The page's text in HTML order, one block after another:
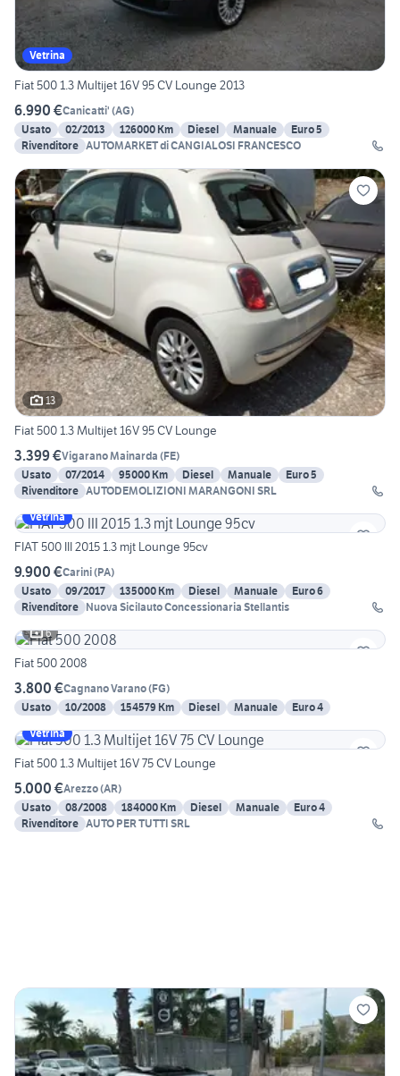
Vetrina
Fiat 500 1.3 Multijet 16V 95 CV Lounge 2013
6.990 €Canicatti' (AG)
Usato
02/2013 126000 Km Diesel Manuale
Euro 5
Rivenditore AUTOMARKET di CANGIALOSI FRANCESCO
13
Fiat 500 1.3 Multijet 16V 95 CV Lounge
3.399 €Vigarano Mainarda (FE)
Usato
07/2014 95000 Km Diesel Manuale
Euro 5
Rivenditore AUTODEMOLIZIONI MARANGONI SRL
Vetrina
FIAT 500 III 2015 1.3 mjt Lounge 95cv
9.900 €Carini(PA)
Usato
09/2017 135000 Km Diesel Manuale
Euro 6
Rivenditore Nuova Sicilauto Concessionaria Stellantis
6
Fiat 500 2008
3.800 €Cagnano Varano(FG)
Usato
10/2008 154579 Km Diesel Manuale
Euro 4
Vetrina
Fiat 500 1.3 Multijet 16V 75 CV Lounge
5.000 €Arezzo(AR)
Usato
08/2008 184000 Km Diesel Manuale
Euro 4
Rivenditore AUTO PER TUTTI SRL